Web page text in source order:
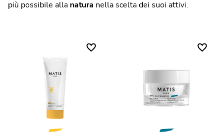
Réponse Éclat
Réponse Cosmake-up
Réponse Fondamentale
più possibile alla natura nella scelta dei suoi attivi.